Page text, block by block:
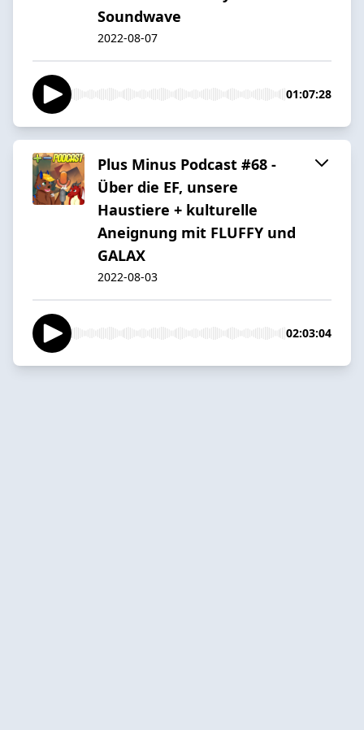
Soundwave
2022-08-07
01:07:28
Plus Minus Podcast #68 -
Über die EF, unsere
Haustiere + kulturelle
Aneignung mit FLUFFY und
GALAX
2022-08-03
02:03:04